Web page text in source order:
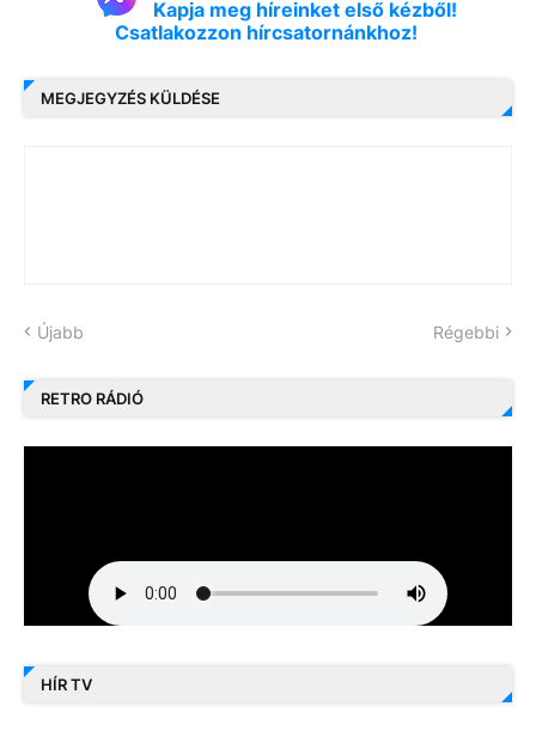
Kapja meg híreinket első kézből!
Csatlakozzon hírcsatornánkhoz!
MEGJEGYZÉS KÜLDÉSE
Újabb Régebbi
RETRO RÁDIÓ
HÍR TV